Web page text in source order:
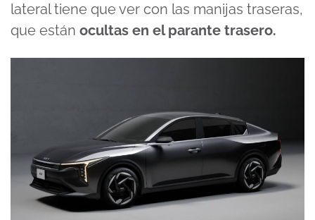
lateral tiene que ver con las manijas traseras,
que están ocultas en el parante trasero.